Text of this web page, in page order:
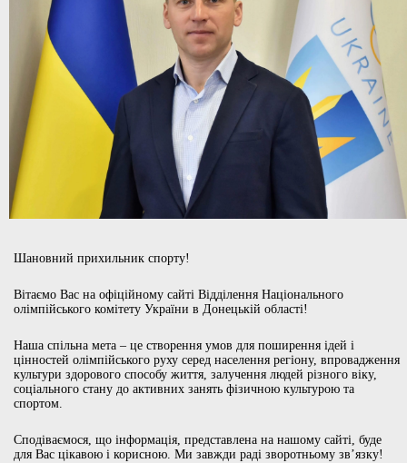
Шановний прихильник спорту!
Вітаємо Вас на офіційному сайті Відділення Національного
олімпійського комітету України в Донецькій області!
Наша спільна мета – це створення умов для поширення ідей і
цінностей олімпійського руху серед населення регіону, впровадження
культури здорового способу життя, залучення людей різного віку,
соціального стану до активних занять фізичною культурою та
спортом.
Сподіваємося, що інформація, представлена на нашому сайті, буде
для Вас цікавою і корисною. Ми завжди раді зворотньому зв’язку!